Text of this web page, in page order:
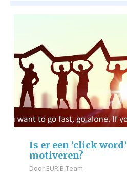
Is er een ‘click
motiveren?
Door EURIB Team